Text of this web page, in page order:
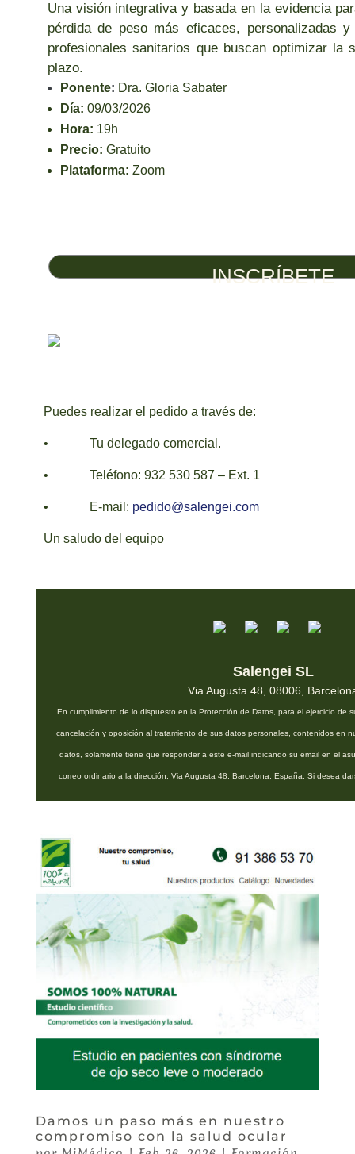
Una visión integrativa y basada en la evidencia
pérdida de peso más eficaces, personalizadas
profesionales sanitarios que buscan optimizar la
plazo.
Ponente: Dra. Gloria Sabater
Día: 09/03/2026
Hora: 19h
Precio: Gratuito
Plataforma: Zoom
INSCRÍBETE
Puedes realizar el pedido a través de:
• Tu delegado comercial.
• Teléfono: 932 530 587 – Ext. 1
• E-mail: pedido@salengei.com
Un saludo del equipo
Salengei SL
Via Augusta 48, 08006,
En cumplimiento de lo dispuesto en la Protección de Datos, para el ejercicio de
cancelación y oposición al tratamiento de sus datos personales, contenidos en
datos, solamente tiene que responder a este e-mail indicando su email en el
correo ordinario a la dirección: Via Augusta 48, Barcelona, España. Si desea
Damos un paso más en nuestro
compromiso con la salud ocular